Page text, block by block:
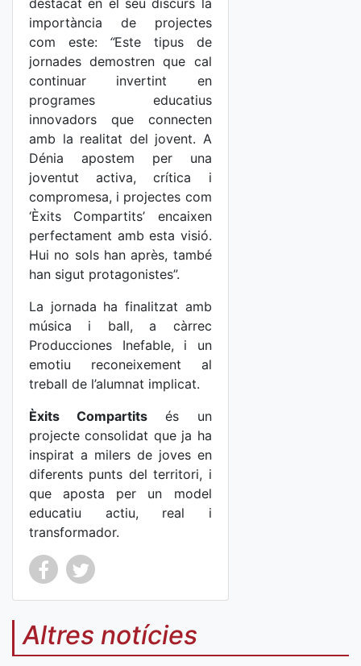
destacat en el seu discurs la
importància de projectes
com este: “Este tipus de
jornades demostren que cal
continuar invertint en
programes educatius
innovadors que connecten
amb la realitat del jovent. A
Dénia apostem per una
joventut activa, crítica i
compromesa, i projectes com
‘Èxits Compartits’ encaixen
perfectament amb esta visió.
Hui no sols han après, també
han sigut protagonistes”.
La jornada ha finalitzat amb
música i ball, a càrrec
Producciones Inefable, i un
emotiu reconeixement al
treball de l’alumnat implicat.
Èxits Compartits és un
projecte consolidat que ja ha
inspirat a milers de joves en
diferents punts del territori, i
que aposta per un model
educatiu actiu, real i
transformador.
Co
mp
art
Co
mp
art
Altres notícies